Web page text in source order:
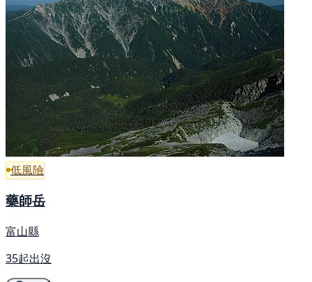
低風險
藥師岳
富山縣
35起出沒